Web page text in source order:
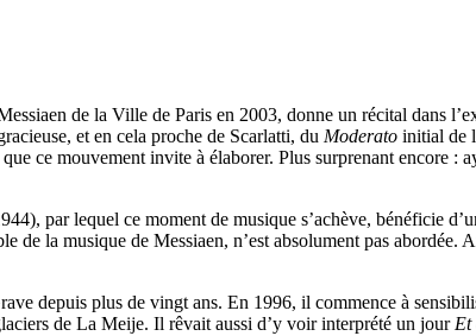
de la Ville de Paris en 2003, donne un récital dans
et en cela proche de Scarlatti, du Moderato initial de
ce mouvement invite à élaborer. Plus surprenant encore
par lequel ce moment de musique s’achève, bénéficie
de la musique de Messiaen, n’est absolument pas abordée.
depuis plus de vingt ans. En 1996, il commence à
de La Meije. Il rêvait aussi d’y voir interprété un jour Et